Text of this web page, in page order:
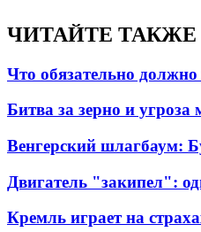
ЧИТАЙТЕ ТАКЖЕ
Что обязательно
Битва за зерно и
Венгерский шлагбаум:
Двигатель "закипел":
Кремль играет на